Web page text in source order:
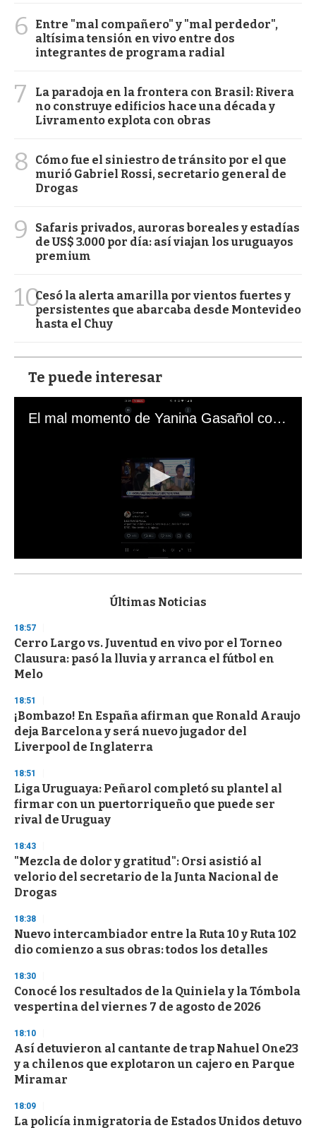
6
Entre "mal compañero" y "mal perdedor",
altísima tensión en vivo entre dos
integrantes de programa radial
7
La paradoja en la frontera con Brasil: Rivera
no construye edificios hace una década y
Livramento explota con obras
8
Cómo fue el siniestro de tránsito por el que
murió Gabriel Rossi, secretario general de
Drogas
9
Safaris privados, auroras boreales y estadías
de US$ 3.000 por día: así viajan los uruguayos
premium
10Cesó la alerta amarilla por vientos fuertes y
persistentes que abarcaba desde Montevideo
hasta el Chuy
Te puede interesar
El mal momento de Yanina Gasañol con un hincha argentino en "Subrayado"
s
d
s
o
f
3
s
e
c
o
n
Últimas Noticias
18:57
Cerro Largo vs. Juventud en vivo por el Torneo
Clausura: pasó la lluvia y arranca el fútbol en
Melo
18:51
¡Bombazo! En España afirman que Ronald Araujo
deja Barcelona y será nuevo jugador del
Liverpool de Inglaterra
18:51
Liga Uruguaya: Peñarol completó su plantel al
firmar con un puertorriqueño que puede ser
rival de Uruguay
18:43
"Mezcla de dolor y gratitud": Orsi asistió al
velorio del secretario de la Junta Nacional de
Drogas
18:38
Nuevo intercambiador entre la Ruta 10 y Ruta 102
dio comienzo a sus obras: todos los detalles
18:30
Conocé los resultados de la Quiniela y la Tómbola
vespertina del viernes 7 de agosto de 2026
18:10
Así detuvieron al cantante de trap Nahuel One23
y a chilenos que explotaron un cajero en Parque
Miramar
18:09
La policía inmigratoria de Estados Unidos detuvo